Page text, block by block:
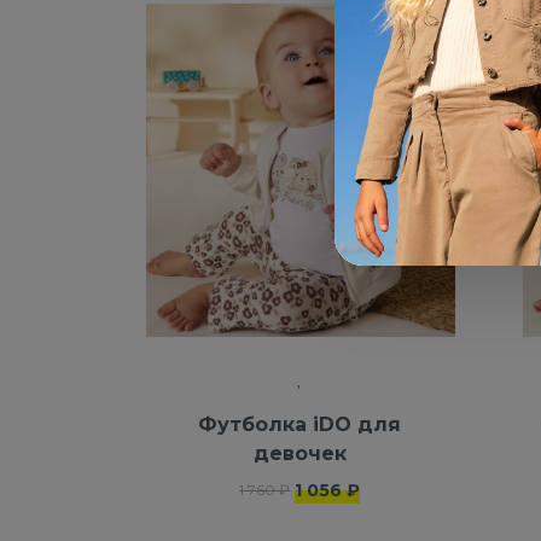
-40%
NEW
Футболка iDO для
девочек
1 760 ₽ 1 056 ₽